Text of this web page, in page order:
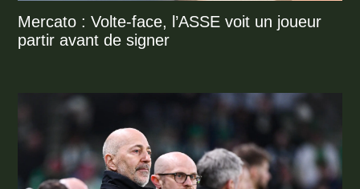
Mercato : Volte-face, l’ASSE voit un joueur
partir avant de signer